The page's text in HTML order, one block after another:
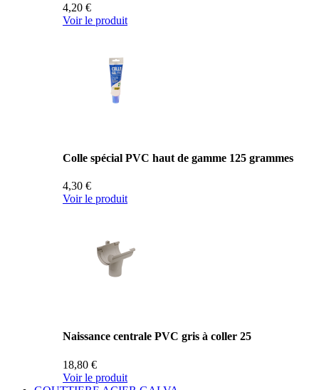
4,20 €
Voir le produit
Colle spécial PVC haut de gamme 125 grammes
4,30 €
Voir le produit
Naissance centrale PVC gris à coller 25
18,80 €
Voir le produit